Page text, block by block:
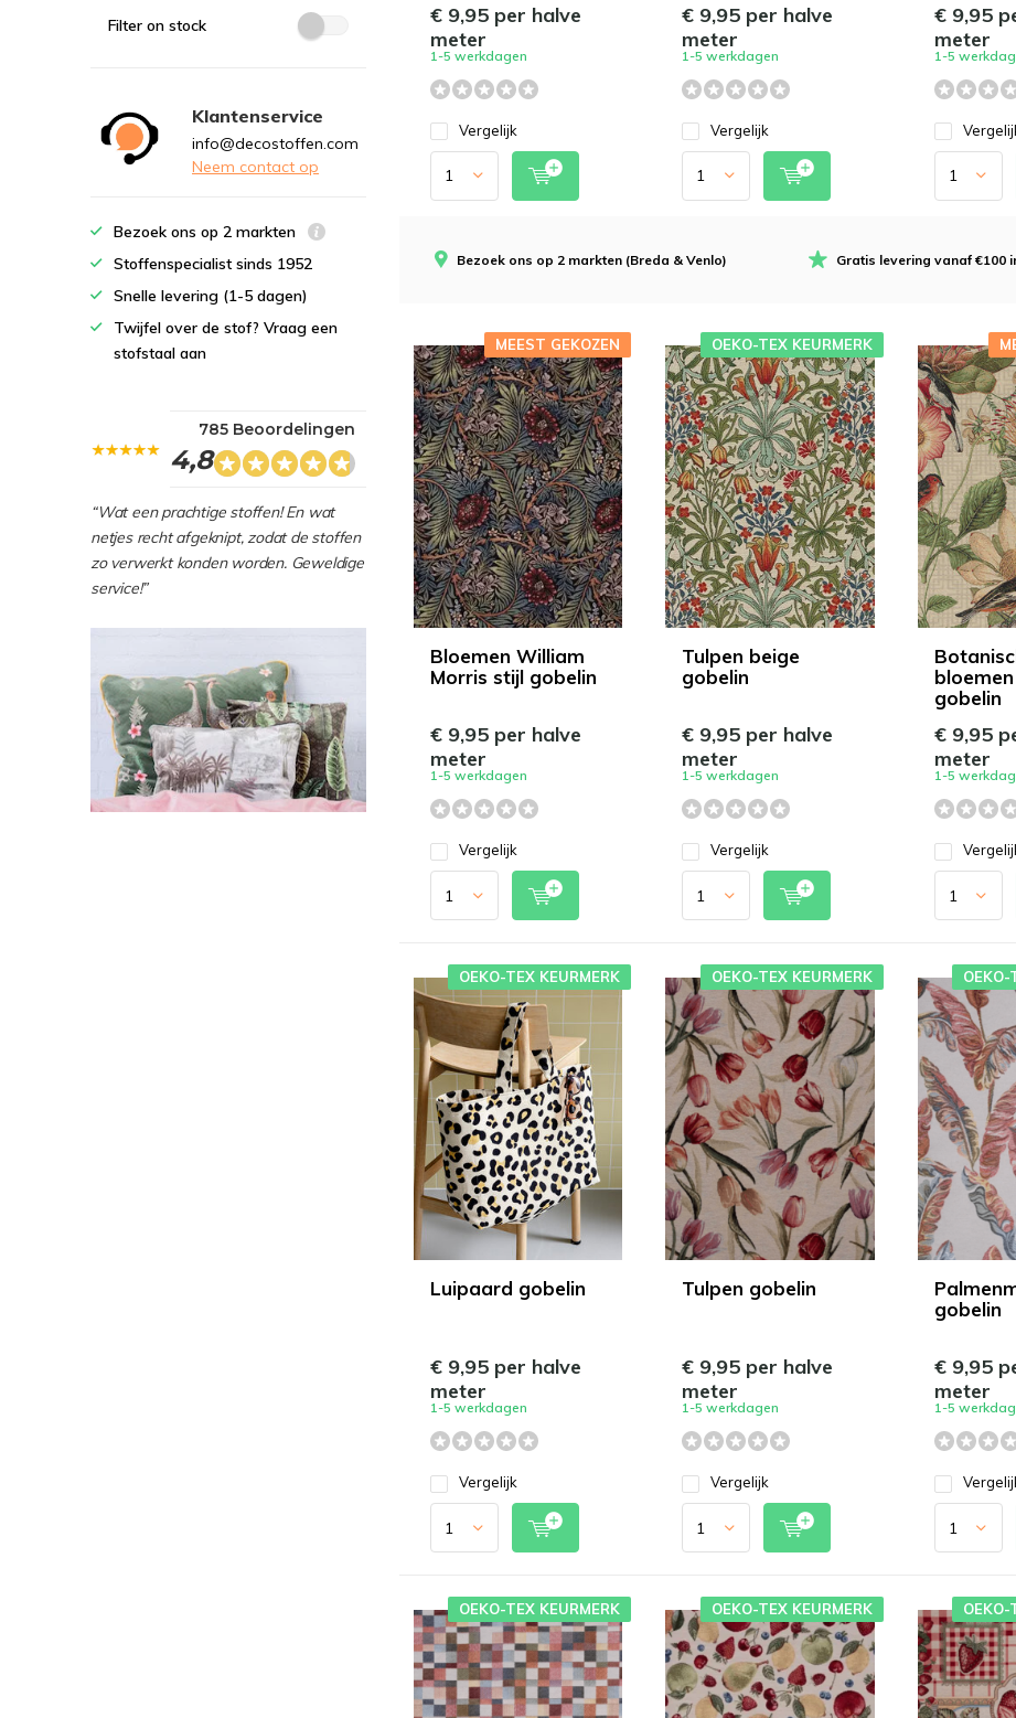
€ 9,95 per halve
meter
1-5 werkdagen
Vergelijk
€ 9,95 per halve
meter
1-5 werkdagen
Vergelijk
€ 9,95
meter
1-5
Bezoek ons op 2 markten (Breda & Venlo) Gratis levering vanaf €100
Bloemen William
Morris stijl gobelin
MEEST GEKOZEN
€ 9,95 per halve
meter
1-5 werkdagen
Vergelijk
Tulpen beige
gobelin
OEKO-TEX KEURMERK
€ 9,95 per halve
meter
1-5 werkdagen
Vergelijk
gobelin
€ 9,95
meter
1-5
Luipaard gobelin
OEKO-TEX KEURMERK
€ 9,95 per halve
meter
1-5 werkdagen
Vergelijk
Tulpen gobelin
OEKO-TEX KEURMERK
€ 9,95 per halve
meter
1-5 werkdagen
Vergelijk
gobelin
OEKO-
€ 9,95
meter
1-5
OEKO-TEX KEURMERK OEKO-TEX KEURMERK OEKO-
Filter on stock
Klantenservice
info@decostoffen.com
Neem contact op
Bezoek ons op 2 markten
Stoffenspecialist sinds 1952
Snelle levering (1-5 dagen)
Twijfel over de stof? Vraag een
stofstaal aan
4,8
785 Beoordelingen
“Wat een prachtige stoffen! En wat
netjes recht afgeknipt, zodat de stoffen
zo verwerkt konden worden. Geweldige
service!”